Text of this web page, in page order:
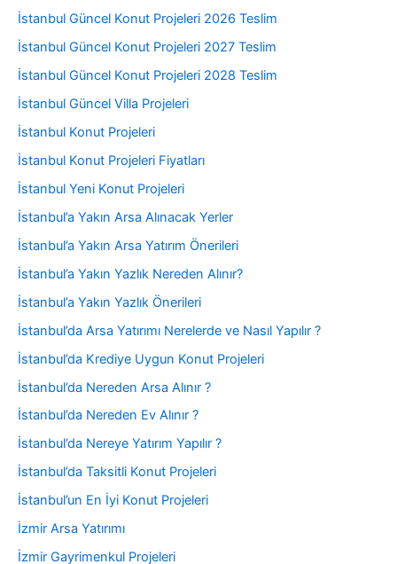
İstanbul Güncel Konut Projeleri 2026 Teslim
İstanbul Güncel Konut Projeleri 2027 Teslim
İstanbul Güncel Konut Projeleri 2028 Teslim
İstanbul Güncel Villa Projeleri
İstanbul Konut Projeleri
İstanbul Konut Projeleri Fiyatları
İstanbul Yeni Konut Projeleri
İstanbul’a Yakın Arsa Alınacak Yerler
İstanbul’a Yakın Arsa Yatırım Önerileri
İstanbul’a Yakın Yazlık Nereden Alınır?
İstanbul’a Yakın Yazlık Önerileri
İstanbul’da Arsa Yatırımı Nerelerde ve Nasıl Yapılır ?
İstanbul’da Krediye Uygun Konut Projeleri
İstanbul’da Nereden Arsa Alınır ?
İstanbul’da Nereden Ev Alınır ?
İstanbul’da Nereye Yatırım Yapılır ?
İstanbul’da Taksitli Konut Projeleri
İstanbul’un En İyi Konut Projeleri
İzmir Arsa Yatırımı
İzmir Gayrimenkul Projeleri